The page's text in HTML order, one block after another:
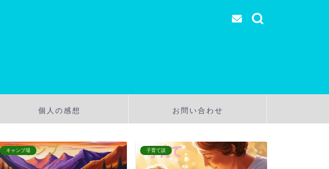
個人の感想 お問い合わせ
キャンプ場 子育て談